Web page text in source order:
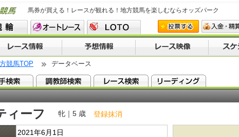
馬券が買える！レースが観れる！地方競馬を楽しむならオッズパーク
競馬TOP データベース
ィーフ 牝｜5 歳 登録抹消
2021年6月1日